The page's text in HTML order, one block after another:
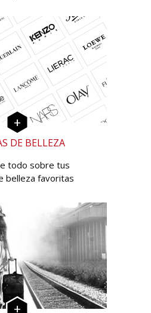
DE BELLEZA
todo sobre tus
belleza favoritas